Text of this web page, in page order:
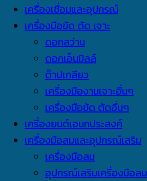
เครื่องเชื่อมและอุปกรณ์
เครื่องมือขัด ตัด เจาะ
ดอกสว่าน
ดอกเอ็นมิลล์
ต๊าปเกลียว
เครื่องมืองานเจาะอื่นๆ
เครื่องมือขัด ตัดอื่นๆ
เครื่องยนต์เอนกประสงค์
เครื่องมือลมและอุปกรณ์เสริม
เครื่องมือลม
อุปกรณ์เสริมเครื่องมือลม